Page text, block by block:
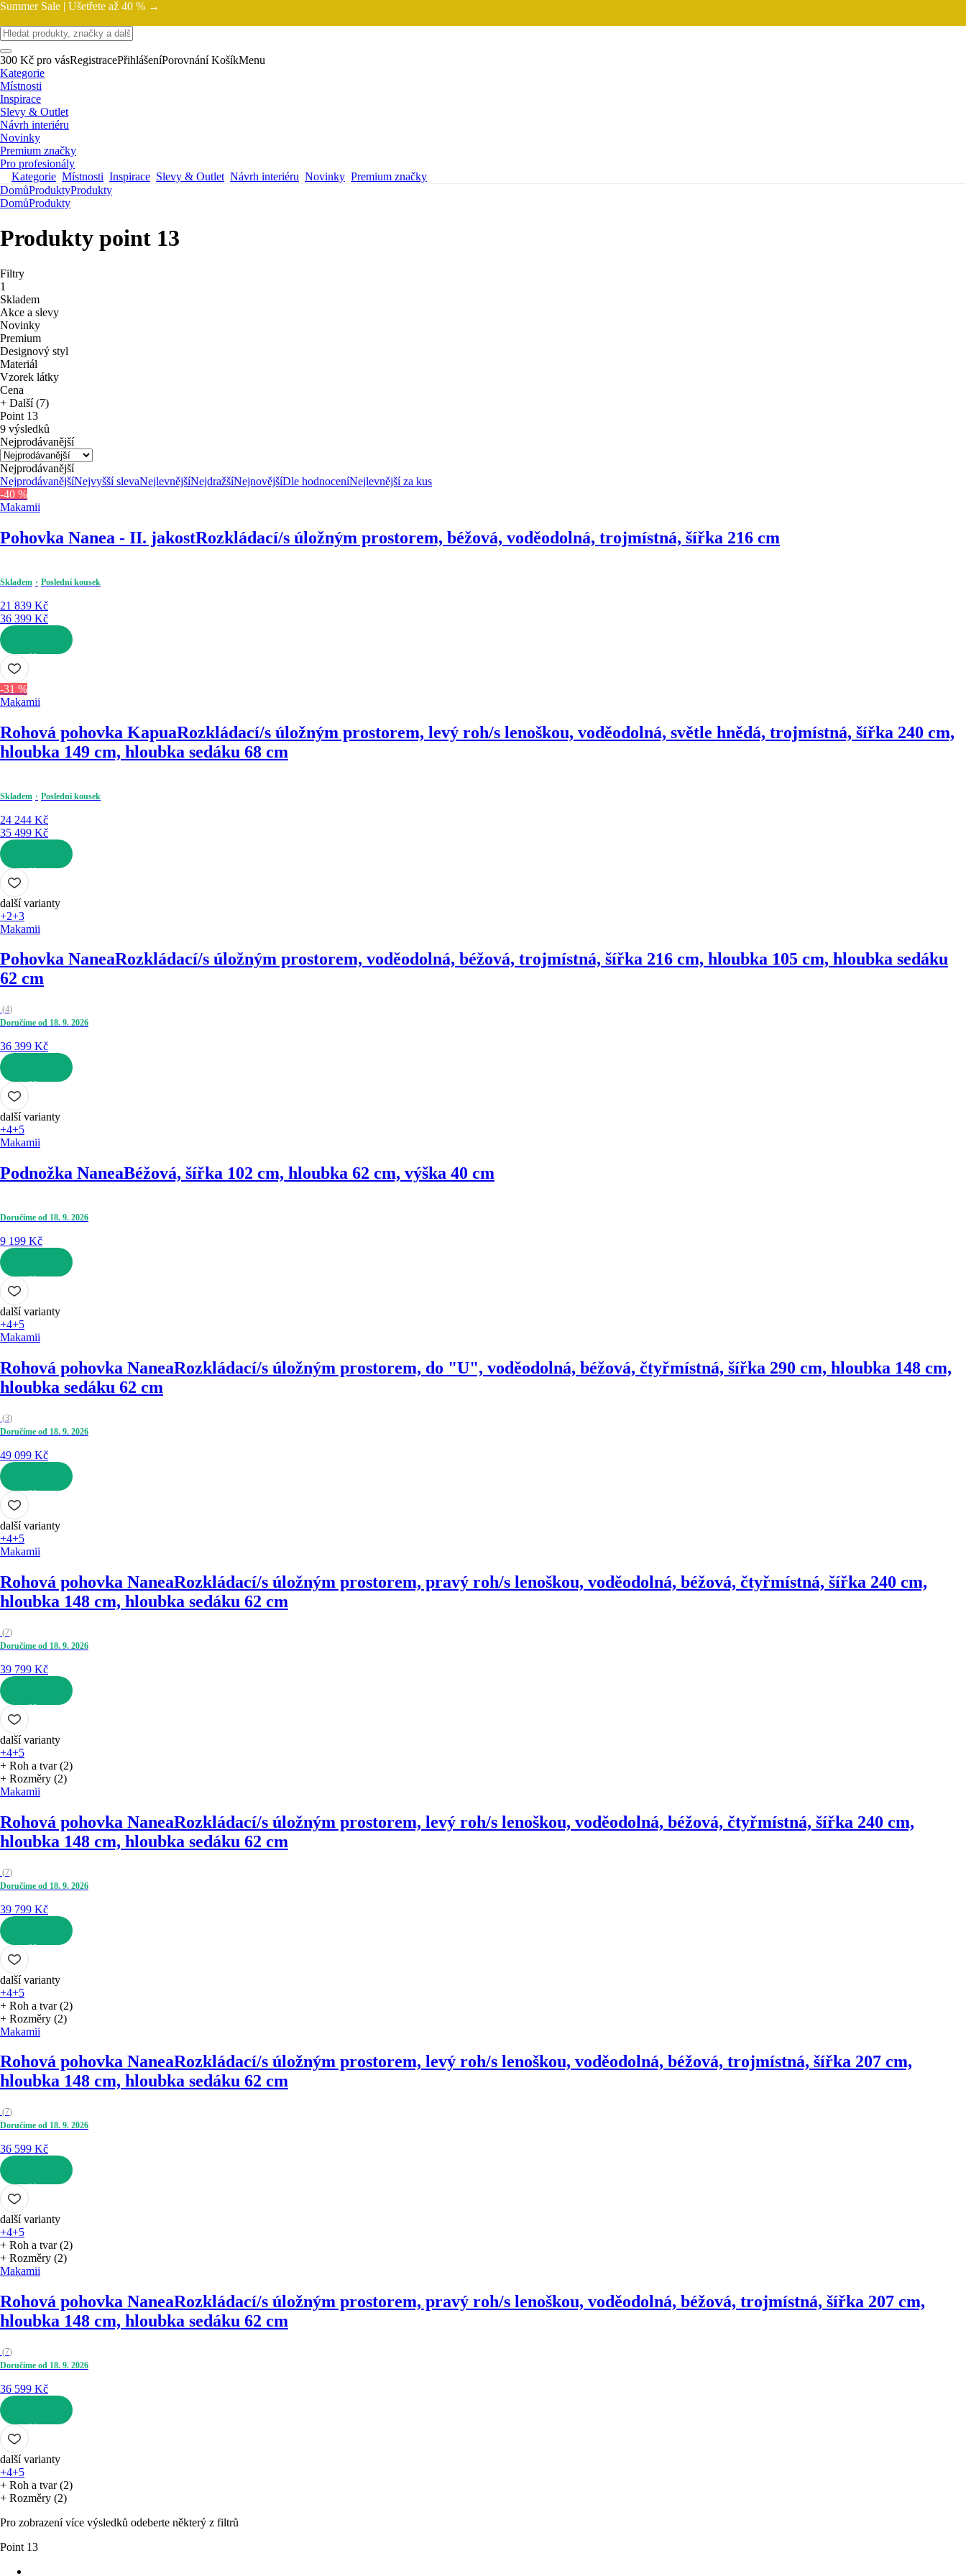
Summer Sale | Ušetřete až 40 % →
300 Kč pro vásRegistracePřihlášeníPorovnání KošíkMenu
Kategorie
Místnosti
Inspirace
Slevy & Outlet
Návrh interiéru
Novinky
Premium značky
Pro profesionály
Kategorie Místnosti Inspirace Slevy & Outlet Návrh interiéru Novinky Premium značky
DomůProduktyProdukty
DomůProdukty
Produkty point 13
Filtry
1
Skladem
Akce a slevy
Novinky
Premium
Designový styl
Materiál
Vzorek látky
Cena
+ Další (7)
Point 13
9 výsledků
Nejprodávanější
Nejprodávanější
NejprodávanějšíNejvyšší slevaNejlevnějšíNejdražšíNejnovějšíDle hodnoceníNejlevnější za kus
-40 %
Makamii
Pohovka Nanea - II. jakostRozkládací/s úložným prostorem, béžová, voděodolná, trojmístná, šířka 216 cm
Skladem Poslední kousek
21 839 Kč
36 399 Kč
DO KOŠÍKU
-31 %
Makamii
Rohová pohovka KapuaRozkládací/s úložným prostorem, levý roh/s lenoškou, voděodolná, světle hnědá, trojmístná, šířka 240 cm,
hloubka 149 cm, hloubka sedáku 68 cm
Skladem Poslední kousek
24 244 Kč
35 499 Kč
DO KOŠÍKU
další varianty
+2+3
Makamii
Pohovka NaneaRozkládací/s úložným prostorem, voděodolná, béžová, trojmístná, šířka 216 cm, hloubka 105 cm, hloubka sedáku
62 cm
(4)
Doručíme od 18. 9. 2026
36 399 Kč
DO KOŠÍKU
další varianty
+4+5
Makamii
Podnožka NaneaBéžová, šířka 102 cm, hloubka 62 cm, výška 40 cm
Doručíme od 18. 9. 2026
9 199 Kč
DO KOŠÍKU
další varianty
+4+5
Makamii
Rohová pohovka NaneaRozkládací/s úložným prostorem, do "U", voděodolná, béžová, čtyřmístná, šířka 290 cm, hloubka 148 cm,
hloubka sedáku 62 cm
(3)
Doručíme od 18. 9. 2026
49 099 Kč
DO KOŠÍKU
další varianty
+4+5
Makamii
Rohová pohovka NaneaRozkládací/s úložným prostorem, pravý roh/s lenoškou, voděodolná, béžová, čtyřmístná, šířka 240 cm,
hloubka 148 cm, hloubka sedáku 62 cm
(7)
Doručíme od 18. 9. 2026
39 799 Kč
DO KOŠÍKU
další varianty
+4+5
+ Roh a tvar (2)
+ Rozměry (2)
Makamii
Rohová pohovka NaneaRozkládací/s úložným prostorem, levý roh/s lenoškou, voděodolná, béžová, čtyřmístná, šířka 240 cm,
hloubka 148 cm, hloubka sedáku 62 cm
(7)
Doručíme od 18. 9. 2026
39 799 Kč
DO KOŠÍKU
další varianty
+4+5
+ Roh a tvar (2)
+ Rozměry (2)
Makamii
Rohová pohovka NaneaRozkládací/s úložným prostorem, levý roh/s lenoškou, voděodolná, béžová, trojmístná, šířka 207 cm,
hloubka 148 cm, hloubka sedáku 62 cm
(7)
Doručíme od 18. 9. 2026
36 599 Kč
DO KOŠÍKU
další varianty
+4+5
+ Roh a tvar (2)
+ Rozměry (2)
Makamii
Rohová pohovka NaneaRozkládací/s úložným prostorem, pravý roh/s lenoškou, voděodolná, béžová, trojmístná, šířka 207 cm,
hloubka 148 cm, hloubka sedáku 62 cm
(7)
Doručíme od 18. 9. 2026
36 599 Kč
DO KOŠÍKU
další varianty
+4+5
+ Roh a tvar (2)
+ Rozměry (2)
Pro zobrazení více výsledků odeberte některý z filtrů
Point 13